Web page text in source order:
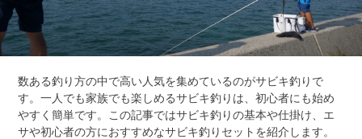
数ある釣り方の中で高い人気を集めているのがサビキ釣りで
す。一人でも家族でも楽しめるサビキ釣りは、初心者にも始め
やすく簡単です。この記事ではサビキ釣りの基本や仕掛け、エ
サや初心者の方におすすめなサビキ釣りセットを紹介します。